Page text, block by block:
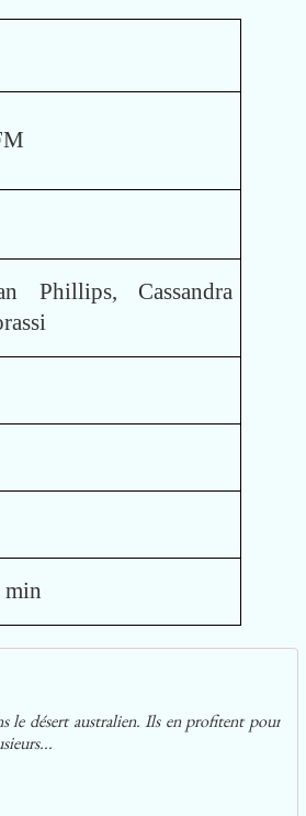
Phillips, Cassandra
min
le désert australien. Ils en profitent pour